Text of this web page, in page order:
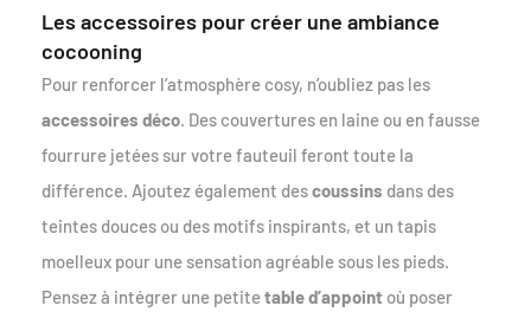
Les accessoires pour créer une ambiance
cocooning
Pour renforcer l’atmosphère cosy, n’oubliez pas les
accessoires déco . Des couvertures en laine ou en fausse
fourrure jetées sur votre fauteuil feront toute la
différence. Ajoutez également descoussins dans des
teintes douces ou des motifs inspirants, et un tapis
moelleux pour une sensation agréable sous les pieds.
Pensez à intégrer une petitetable d’appoint où poser